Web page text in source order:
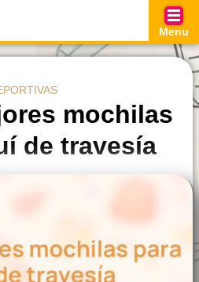
Menu
mochilas
de travesía